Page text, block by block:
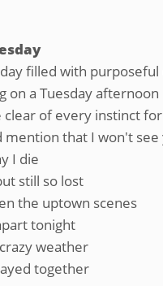
filled with
on a Tuesday afternoon
of every instinct
mention that I won't see
I die
still so lost
the uptown scenes
tonight
weather
together